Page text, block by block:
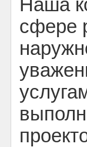
Наша
сфере